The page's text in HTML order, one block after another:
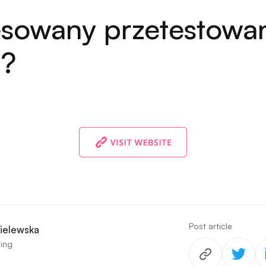
Post article